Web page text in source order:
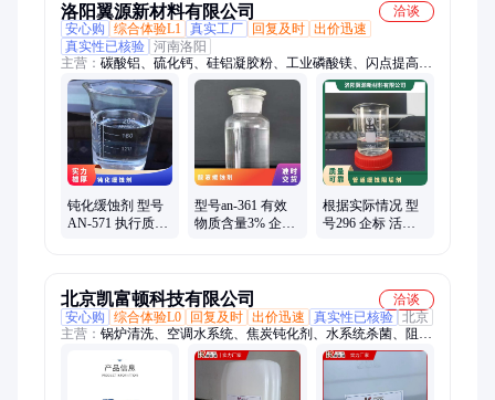
洛阳翼源新材料有限公司
洽谈
安心购
综合体验L1 真实工厂 回复及时 出价迅速
真实性已核验 河南洛阳
主营： 碳酸铝、硫化钙、硅铝凝胶粉、工业磷酸镁、闪点提高
剂、表面活性剂、耐火材料、水处理原材料
钝化缓蚀剂 型号
AN-571 执行质量
型号an-361 有效
物质含量3% 企标
根据实际情况 型
号296 企标 活性
北京凯富顿科技有限公司
洽谈
安心购
综合体验L0 回复及时 出价迅速 真实性已核验 北京
主营： 锅炉清洗、空调水系统、焦炭钝化剂、水系统杀菌、阻垢
分散剂、洗涤高温水、粉尘抑制剂、脱硫增效剂、在线清洗剂、
氧化除藻剂、杀菌灭藻剂、水系统管道、无二氧化氯、空调冷凝
器、金属表面油污、清除附着藻类、烟气湿法脱硫、高电导反渗